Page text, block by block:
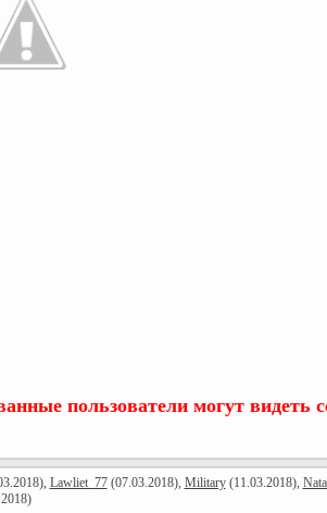
пользователи могут видеть
Lawliet_77(07.03.2018), Military(11.03.2018),